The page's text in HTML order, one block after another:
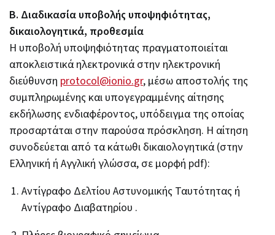
Β. Διαδικασία υποβολής υποψηφιότητας,
δικαιολογητικά, προθεσμία
Η υποβολή υποψηφιότητας πραγματοποιείται
αποκλειστικά ηλεκτρονικά στην ηλεκτρονική
διεύθυνση protocol@ionio.gr, μέσω αποστολής της
συμπληρωμένης και υπογεγραμμένης αίτησης
εκδήλωσης ενδιαφέροντος, υπόδειγμα της οποίας
προσαρτάται στην παρούσα πρόσκληση. Η αίτηση
συνοδεύεται από τα κάτωθι δικαιολογητικά (στην
Ελληνική ή Αγγλική γλώσσα, σε μορφή pdf):
Αντίγραφο Δελτίου Αστυνομικής Ταυτότητας ή
Αντίγραφο Διαβατηρίου .